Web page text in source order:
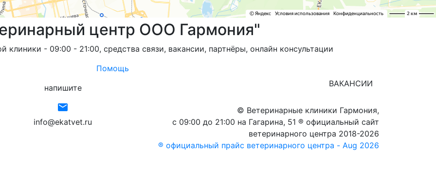
центр ООО Гармония"
клиники - 09:00 - 21:00, средства связи, вакансии, партнёры, онлайн консультации
Помощь
напишите
email
info@ekatvet.ru
ВАКАНСИИ
© Ветеринарные клиники Гармония,
с 09:00 до 21:00 на Гагарина, 51 ® официальный сайт
ветеринарного центра 2018-2026
® официальный прайс ветеринарного центра - Aug 2026